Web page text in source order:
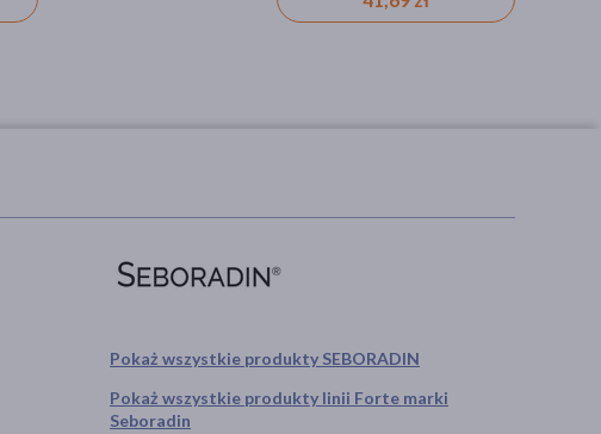
Pokaż wszystkie produkty SEBORADIN
Pokaż wszystkie produkty linii Forte marki
Seboradin